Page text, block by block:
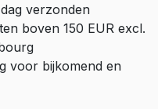
verzonden
boven 150 EUR excl.
voor bijkomend en